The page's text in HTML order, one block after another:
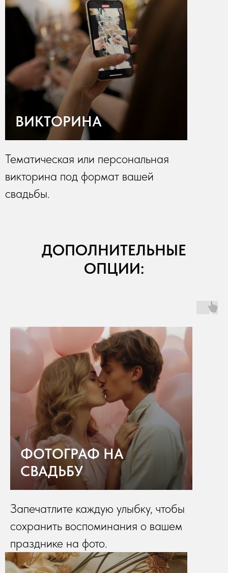
ВИКТОРИНА
Тематическая или персональная
викторина под формат вашей
свадьбы.
ДОПОЛНИТЕЛЬНЫЕ
ОПЦИИ:
ФОТОГРАФ НА
СВАДЬБУ
Запечатлите каждую улыбку, чтобы
сохранить воспоминания о вашем
празднике на фото.